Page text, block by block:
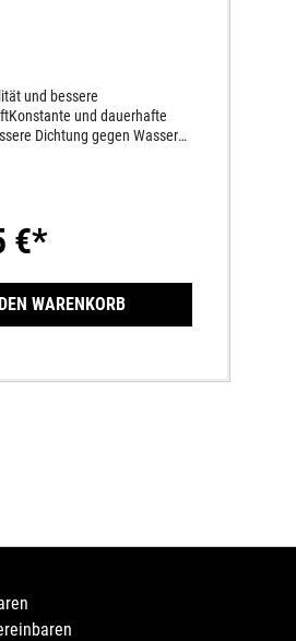
und bessere
und dauerhafte
Dichtung gegen Wasser
€*
WARENKORB